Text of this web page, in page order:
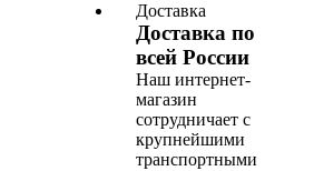
Доставка
Доставка по
всей России
Наш интернет-
магазин
сотрудничает с
крупнейшими
транспортными